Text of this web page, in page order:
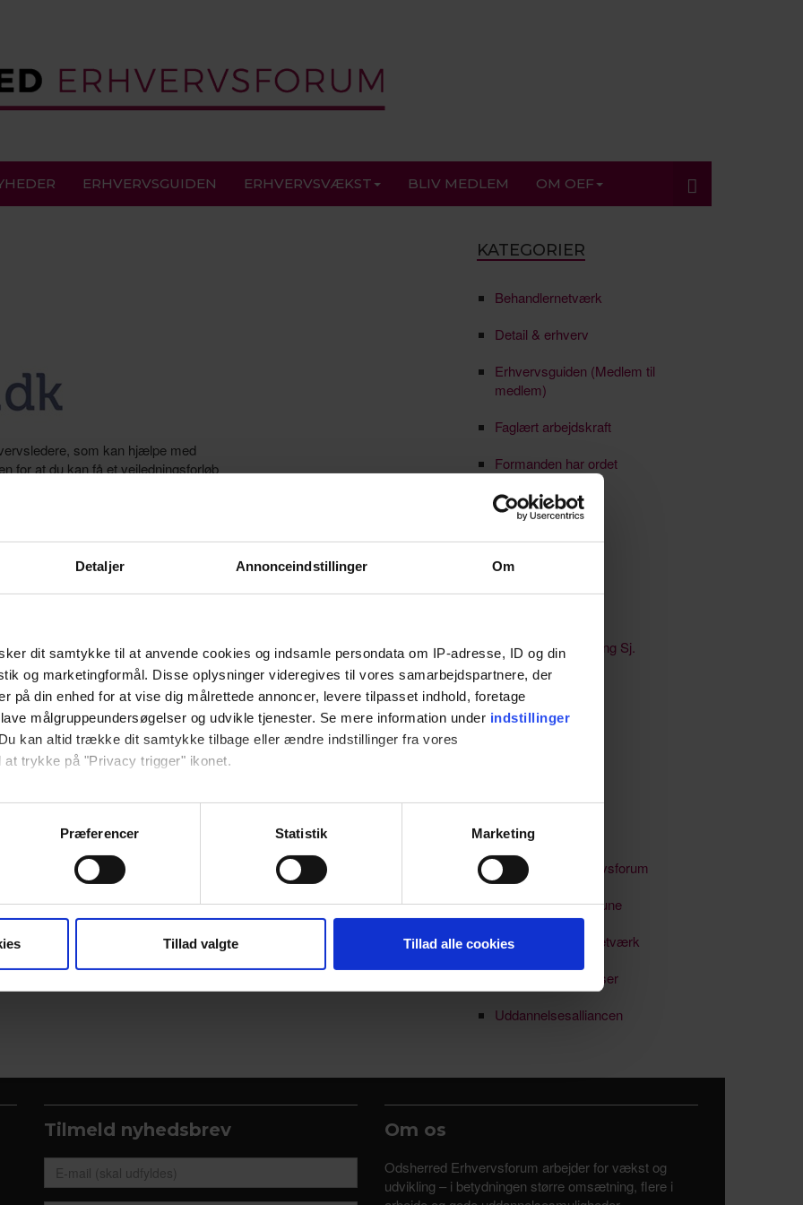
Detaljer Annonceindstillinger Om
dit samtykke til at anvende cookies og indsamle persondata om IP-adresse, ID og din
og marketingformål. Disse oplysninger videregives til vores samarbejdspartnere, der
på din enhed for at vise dig målrettede annoncer, levere tilpasset indhold, foretage
målgruppeundersøgelser og udvikle tjenester. Se mere information under indstillinger
kan altid trække dit samtykke tilbage eller ændre indstillinger fra vores
at trykke på "Privacy trigger" ikonet.
om din brug af vores hjemmeside med vores partnere inden for sociale medier,
Præferencer Statistik Marketing
Tillad valgte Tillad alle cookies
ERHVERVSGUIDEN ERHVERVSVÆKST BLIV MEDLEM OM OEF
som kan hjælpe med
for at du kan få et vejledningsforløb
Boulevard 18, 1553 København V.,
udvælger vi de start-ups, som tilbydes
for de start-ups, som har Proof
og vejledning til at øge indtjeningen
om alt, hvad der er forretningskritisk for din
ups og SMVs i hele landet.
KATEGORIER
Behandlernetværk
Detail & erhverv
Erhvervsguiden (Medlem til
medlem)
Faglært arbejdskraft
Formanden har ordet
Generationsskifte
Ikke kategoriseret
Købstaden Nykøbing Sj.
Kultur & events
Lærlinge & elever
Nyhedsbreve
Odsherred Erhvervsforum
Odsherred Kommune
Soloselvstændignetværk
Uddannelse & kurser
Uddannelsesalliancen
Tilmeld nyhedsbrev Om os
Odsherred Erhvervsforum arbejder for vækst og
udvikling – i betydningen større omsætning, flere i